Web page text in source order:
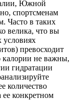
Южной
спортсменам
Часто в таких
велика, что вы
условиях
превосходит
калории не важны,
гидратации
количество
ее конкретном